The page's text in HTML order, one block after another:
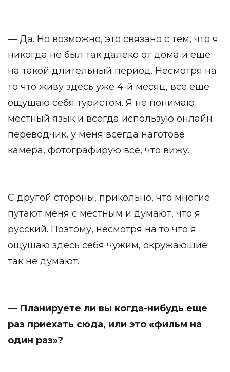
— Да. Но возможно, это связано с тем, что я
никогда не был так далеко от дома и еще
на такой длительный период. Несмотря на
то что живу здесь уже 4-й месяц, все еще
ощущаю себя туристом. Я не понимаю
местный язык и всегда использую онлайн
переводчик, у меня всегда наготове
камера, фотографирую все, что вижу.
С другой стороны, прикольно, что многие
путают меня с местным и думают, что я
русский. Поэтому, несмотря на то что я
ощущаю здесь себя чужим, окружающие
так не думают.
— Планируете ли вы когда-нибудь еще
раз приехать сюда, или это «фильм на
один раз»?